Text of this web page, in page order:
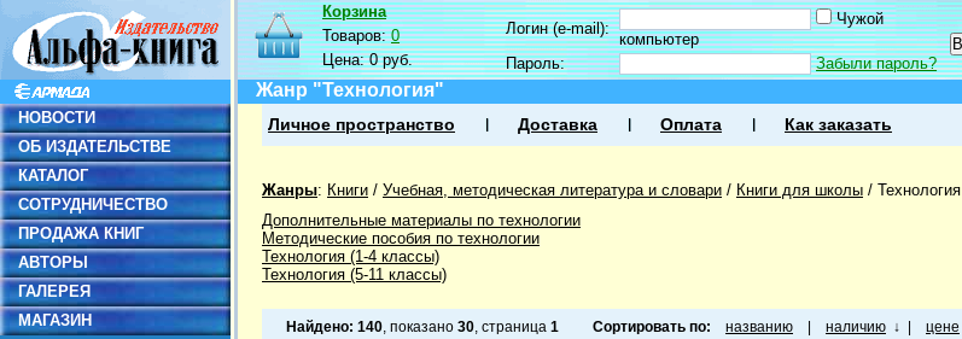
НОВОСТИ
ОБ ИЗДАТЕЛЬСТВЕ
КАТАЛОГ
СОТРУДНИЧЕСТВО
ПРОДАЖА КНИГ
АВТОРЫ
ГАЛЕРЕЯ
МАГАЗИН
Корзина
Товаров:0
Цена:0 руб.
Логин (e-mail):
Чужой
компьютер
Пароль:
Забыли пароль?
Жанр "Технология"
Личное пространство Доставка Оплата Как заказать
Жанры: Книги / Учебная, методическая литература и словари / Книги для школы / Технология
Дополнительные материалы по технологии
Методические пособия по технологии
Технология (1-4 классы)
Технология (5-11 классы)
Найдено: 140, показано 30, страница 1 Сортировать по: названию наличию ↓ цене